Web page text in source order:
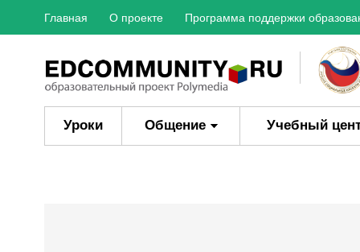
Главная О проекте Программа поддержки
Уроки Общение Учебный